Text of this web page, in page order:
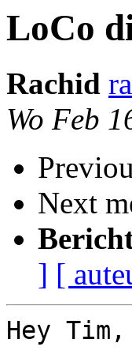
LoCo
Rachid
Wo Feb
Next
] [
Hey Tim,